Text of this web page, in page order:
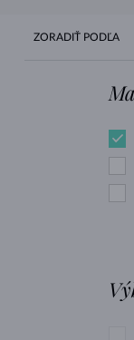
ZORADIŤ PODĽA